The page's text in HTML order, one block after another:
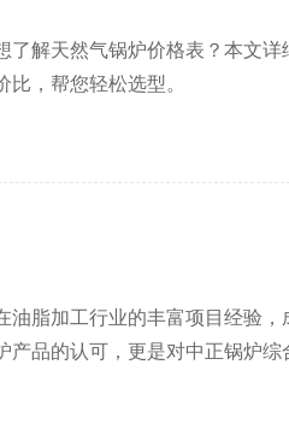
解天然气锅炉价格表？本文
，帮您轻松选型。
脂加工行业的丰富项目经验
品的认可，更是对中正锅炉综